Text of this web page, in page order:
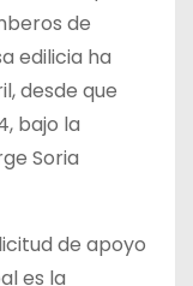
de
edilicia ha
desde que
bajo la
Soria
de apoyo
es la